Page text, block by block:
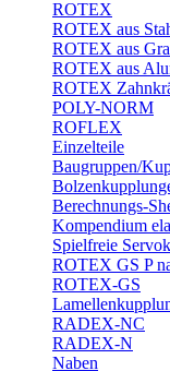
ROTEX
ROTEX aus
ROTEX aus
ROTEX aus
ROTEX
POLY-NORM
ROFLEX
Einzelteile
Baugruppen/
Berechnungs-
Kompendium
Spielfreie
ROTEX GS P
ROTEX-GS
RADEX-NC
RADEX-N
Naben